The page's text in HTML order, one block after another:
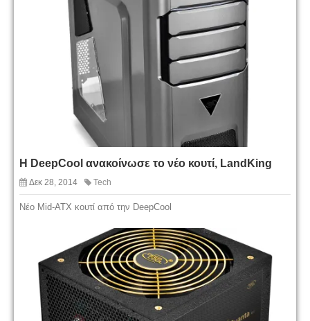
H DeepCool ανακοίνωσε το νέο κουτί, LandKing
Δεκ 28, 2014 Tech
Νέο Mid-ATX κουτί από την DeepCool